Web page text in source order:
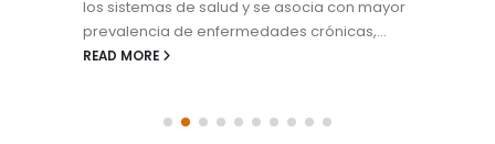
los sistemas de salud y se asocia con mayor
prevalencia de enfermedades crónicas,...
READ MORE